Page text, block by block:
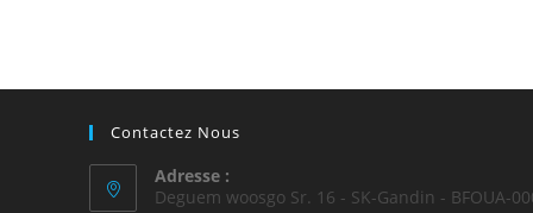
Contactez Nous
Adresse :
Deguem woosgo Sr. 16 - SK-Gandin - BFOUA-